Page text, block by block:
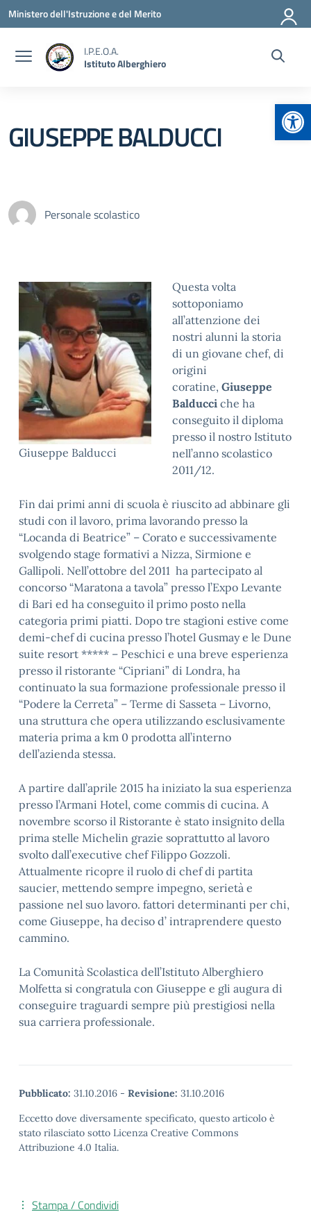
Vai ai contenuti
Vai al menu di navigazione
Vai al footer
Ministero dell'Istruzione e del Merito
I.P.E.O.A.
Istituto Alberghiero
GIUSEPPE BALDUCCI
Personale scolastico
Giuseppe Balducci
Questa volta
sottoponiamo
all’attenzione dei
nostri alunni la storia
di un giovane chef, di
origini
coratine, Giuseppe
Balducci che ha
conseguito il diploma
presso il nostro Istituto
nell’anno scolastico
2011/12.
Fin dai primi anni di scuola è riuscito ad abbinare gli
studi con il lavoro, prima lavorando presso la
“Locanda di Beatrice” – Corato e successivamente
svolgendo stage formativi a Nizza, Sirmione e
Gallipoli. Nell’ottobre del 2011 ha partecipato al
concorso “Maratona a tavola” presso l’Expo Levante
di Bari ed ha conseguito il primo posto nella
categoria primi piatti. Dopo tre stagioni estive come
demi-chef di cucina presso l’hotel Gusmay e le Dune
suite resort ***** – Peschici e una breve esperienza
presso il ristorante “Cipriani” di Londra, ha
continuato la sua formazione professionale presso il
“Podere la Cerreta” – Terme di Sasseta – Livorno,
una struttura che opera utilizzando esclusivamente
materia prima a km 0 prodotta all’interno
dell’azienda stessa.
A partire dall’aprile 2015 ha iniziato la sua esperienza
presso l’Armani Hotel, come commis di cucina. A
novembre scorso il Ristorante è stato insignito della
prima stelle Michelin grazie soprattutto al lavoro
svolto dall’executive chef Filippo Gozzoli.
Attualmente ricopre il ruolo di chef di partita
saucier, mettendo sempre impegno, serietà e
passione nel suo lavoro. fattori determinanti per chi,
come Giuseppe, ha deciso d’ intraprendere questo
cammino.
La Comunità Scolastica dell’Istituto Alberghiero
Molfetta si congratula con Giuseppe e gli augura di
conseguire traguardi sempre più prestigiosi nella
sua carriera professionale.
Pubblicato: 31.10.2016 - Revisione: 31.10.2016
Eccetto dove diversamente specificato, questo articolo è
stato rilasciato sotto Licenza Creative Commons
Attribuzione 4.0 Italia.
Stampa / Condividi